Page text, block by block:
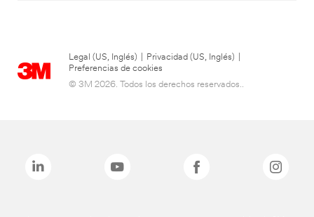
Legal (US, Inglés) Privacidad (US, Inglés)
Preferencias de cookies
© 3M 2026. Todos los derechos reservados..